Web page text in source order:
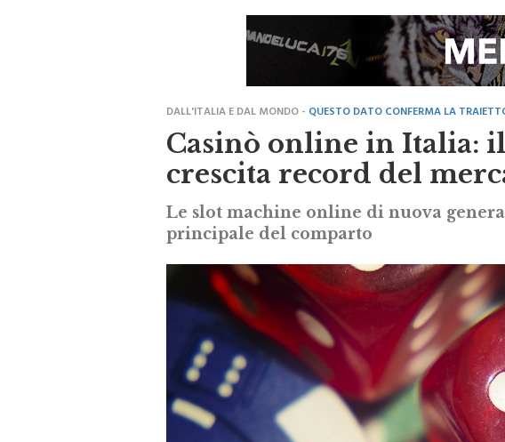
QUESTO DATO CONFERMA LA
Casinò online in Italia:
crescita record del
Le slot machine online di nuova
principale del comparto